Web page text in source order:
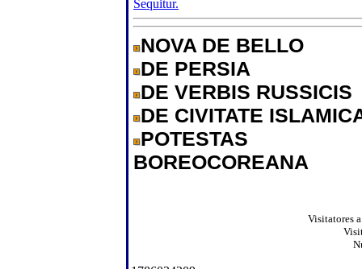
Sequitur.
NOVA DE BELLO
DE PERSIA
DE VERBIS RUSSICIS
DE CIVITATE
POTESTAS
BOREOCOREANA
Visitatores